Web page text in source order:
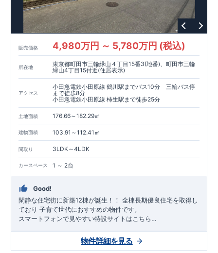
販売価格 4,980万円 ～ 5,780万円 (税込)
所在地
東京都町田市三輪緑山４丁目15番3(地番)、町田市三輪
緑山4丁目15付近(住居表示)
アクセス
小田急電鉄小田原線 鶴川駅までバス10分 三輪バス停
まで徒歩8分
小田急電鉄小田原線 柿生駅まで徒歩25分
土地面積 176.66～182.29㎡
建物面積 103.91～112.41㎡
間取り 3LDK～4LDK
カースペース 1 ～ 2台
Good!
閑静な住宅街に新築12棟が誕生！！ 全棟長期優良住宅を取得し
ており 子育て世代におすすめの物件です。
スマートフォンで見やすい特設サイトはこちら
物件詳細を見る